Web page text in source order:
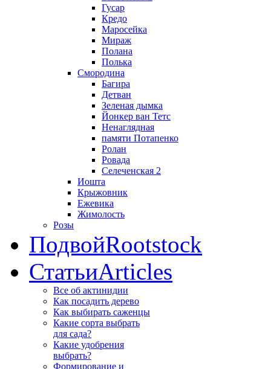
Гусар
Кредо
Маросейка
Мираж
Полана
Полька
Смородина
Багира
Детван
Зеленая дымка
Йонкер ван Тетс
Ненаглядная
памяти Потапенко
Ролан
Ровада
Селеченская 2
Иошта
Крыжовник
Ежевика
Жимолость
Розы
ПодвойRootstock
СтатьиArticles
Все об актинидии
Как посадить дерево
Как выбирать саженцы
Какие сорта выбрать
для сада?
Какие удобрения
выбрать?
Формирование и